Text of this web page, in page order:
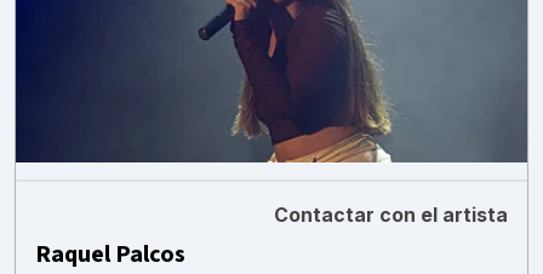
Contactar con el artista
Raquel Palcos